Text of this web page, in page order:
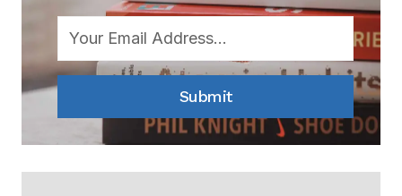
:
LE
3
MINUTES
Submit